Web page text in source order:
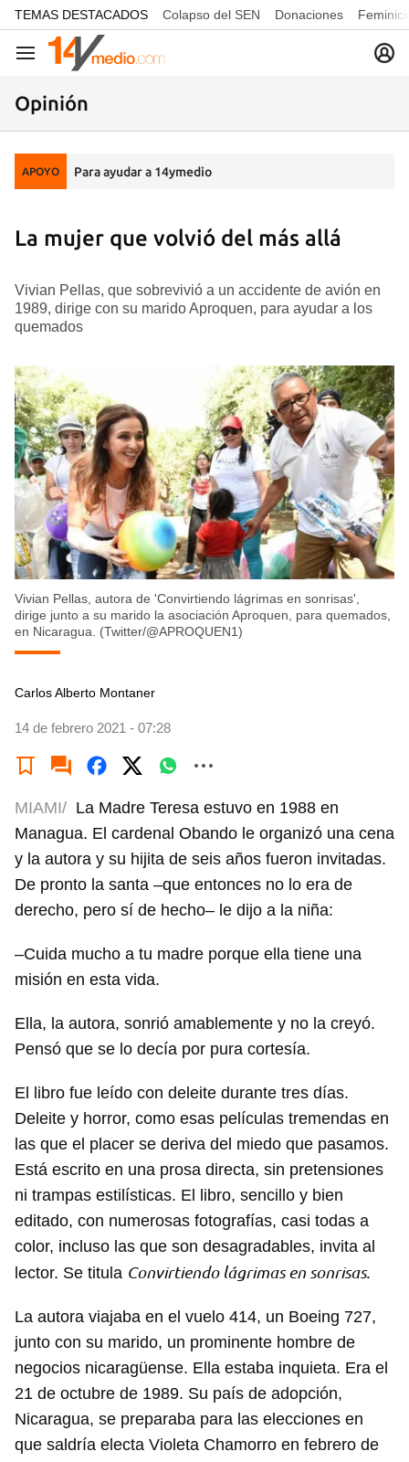
common.go-to-content
TEMAS DESTACADOS Colapso del SEN Donaciones
Navegación
Opinión
APOYO Para ayudar a 14ymedio
La mujer que volvió del más allá
Vivian Pellas, que sobrevivió a un accidente de avión en
1989, dirige con su marido Aproquen, para ayudar a los
quemados
Vivian Pellas, autora de 'Convirtiendo lágrimas en sonrisas',
dirige junto a su marido la asociación Aproquen, para quemados,
en Nicaragua. (Twitter/@APROQUEN1)
Carlos Alberto Montaner
14 de febrero 2021 - 07:28
MIAMI/ La Madre Teresa estuvo en 1988 en
Managua. El cardenal Obando le organizó una cena
y la autora y su hijita de seis años fueron invitadas.
De pronto la santa –que entonces no lo era de
derecho, pero sí de hecho– le dijo a la niña:
–Cuida mucho a tu madre porque ella tiene una
misión en esta vida.
Ella, la autora, sonrió amablemente y no la creyó.
Pensó que se lo decía por pura cortesía.
El libro fue leído con deleite durante tres días.
Deleite y horror, como esas películas tremendas en
las que el placer se deriva del miedo que pasamos.
Está escrito en una prosa directa, sin pretensiones
ni trampas estilísticas. El libro, sencillo y bien
editado, con numerosas fotografías, casi todas a
color, incluso las que son desagradables, invita al
lector. Se titula Convirtiendo lágrimas en sonrisas.
La autora viajaba en el vuelo 414, un Boeing 727,
junto con su marido, un prominente hombre de
negocios nicaragüense. Ella estaba inquieta. Era el
21 de octubre de 1989. Su país de adopción,
Nicaragua, se preparaba para las elecciones en
que saldría electa Violeta Chamorro en febrero de